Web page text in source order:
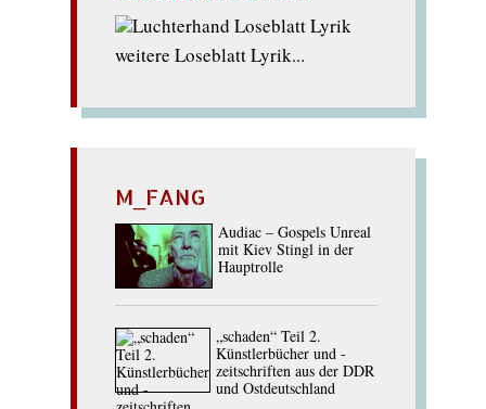
weitere Loseblatt Lyrik...
M_FANG
Audiac – Gospels Unreal
mit Kiev Stingl in der
Hauptrolle
„schaden“ Teil 2.
Künstlerbücher und -
zeitschriften aus der DDR
und Ostdeutschland